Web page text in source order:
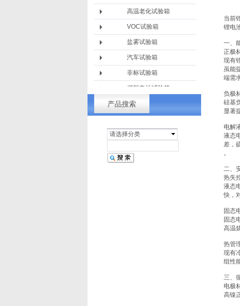
高温老化试验箱
VOC试验箱
盐雾试验箱
汽车试验箱
非标试验箱
燃料电池试验箱
淋雨设备
产品搜索
请选择分类
当前
锂电
一、
正极
现有
虽能
端需
负极
硅基
显著
电解
液态
差，
。
二、
热失
液态
快，
固态
固态
高温
热管
现有
组性
三、
电极
高镍